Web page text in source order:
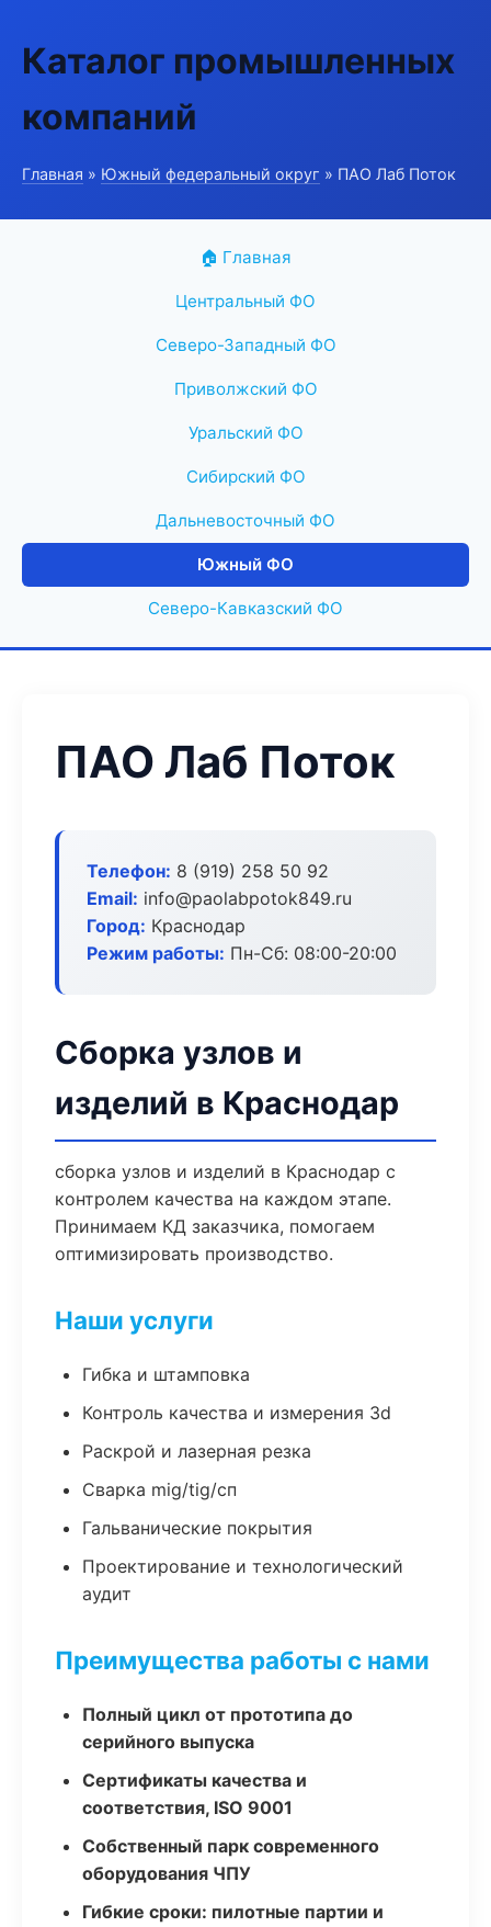
Каталог промышленных
компаний
Главная » Южный федеральный округ » ПАО Лаб Поток
🏠 Главная
Центральный ФО
Северо-Западный ФО
Приволжский ФО
Уральский ФО
Сибирский ФО
Дальневосточный ФО
Южный ФО
Северо-Кавказский ФО
ПАО Лаб Поток
Телефон: 8 (919) 258 50 92
Email: info@paolabpotok849.ru
Город: Краснодар
Режим работы: Пн-Сб: 08:00-20:00
Сборка узлов и
изделий в Краснодар
сборка узлов и изделий в Краснодар с
контролем качества на каждом этапе.
Принимаем КД заказчика, помогаем
оптимизировать производство.
Наши услуги
Гибка и штамповка
Контроль качества и измерения 3d
Раскрой и лазерная резка
Сварка mig/tig/сп
Гальванические покрытия
Проектирование и технологический
аудит
Преимущества работы с нами
Полный цикл от прототипа до
серийного выпуска
Сертификаты качества и
соответствия, ISO 9001
Собственный парк современного
оборудования ЧПУ
Гибкие сроки: пилотные партии и